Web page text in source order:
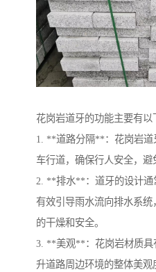
花岗岩道牙的功能主要有以
1. **道路分隔**：花岗岩道
车行道，确保行人安全，避
2. **排水**：道牙的设计通
有效引导雨水流向排水系
的干燥和安全。
3. **美观**：花岗岩材质具
升道路周边环境的整体美